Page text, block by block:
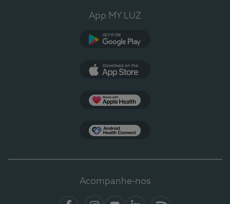
App MY LUZ
Acompanhe-nos